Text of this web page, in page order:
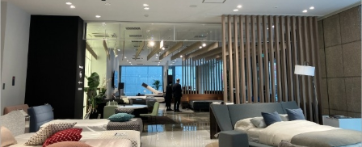
式
会
社
ソ
ー
シ
ャ
ル
イ